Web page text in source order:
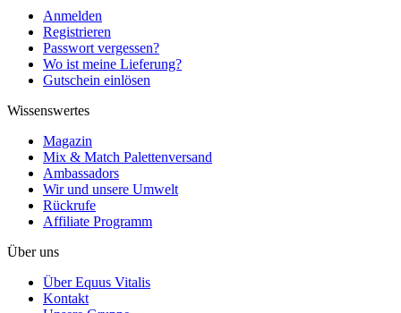
Anmelden
Registrieren
Passwort vergessen?
Wo ist meine Lieferung?
Gutschein einlösen
Wissenswertes
Magazin
Mix & Match Palettenversand
Ambassadors
Wir und unsere Umwelt
Rückrufe
Affiliate Programm
Über uns
Über Equus Vitalis
Kontakt